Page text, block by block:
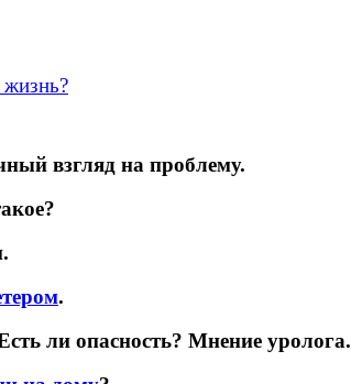
жизнь?
взгляд на проблему.
.
ли опасность? Мнение уролога.